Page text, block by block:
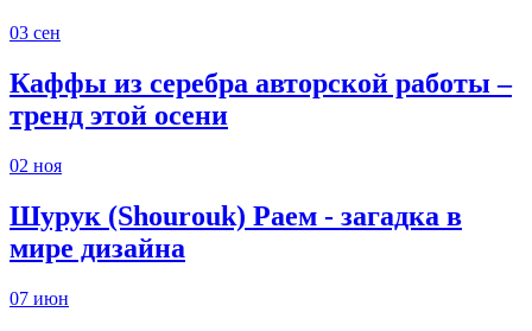
03 сен
Каффы из серебра авторской работы –
тренд этой осени
02 ноя
Шурук (Shourouk) Раем - загадка в
мире дизайна
07 июн